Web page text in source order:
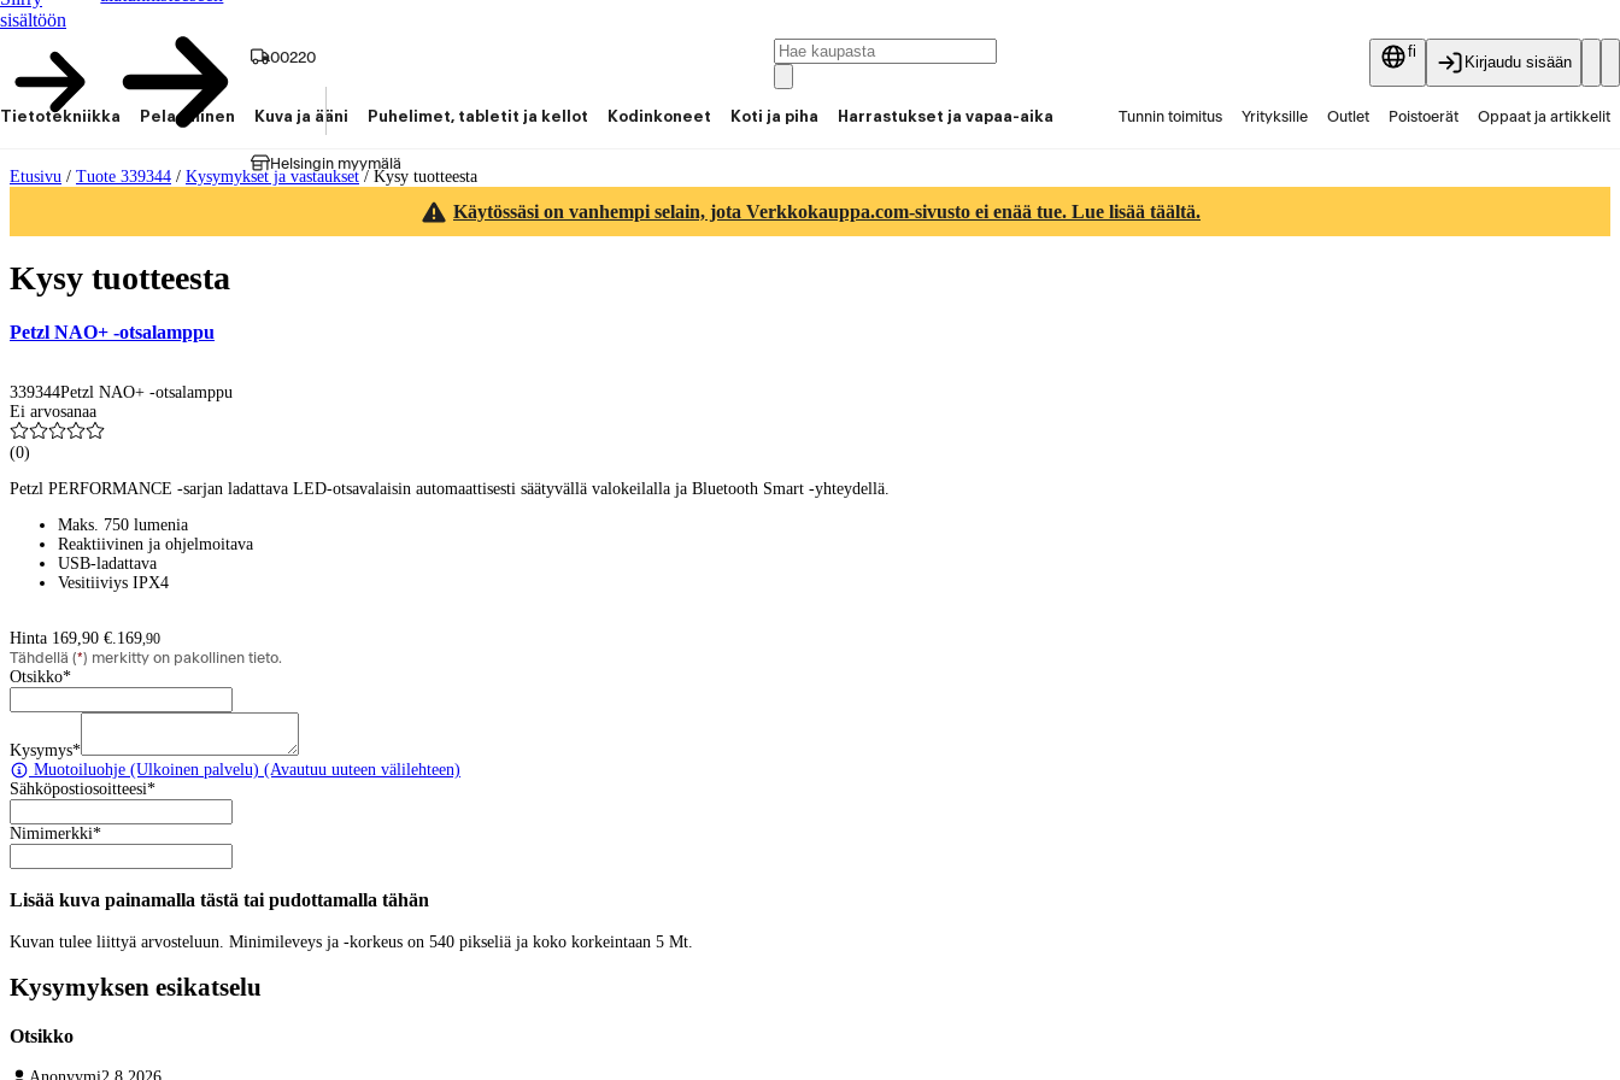
sisältöön
00220
Helsingin myymälä
fi
Kirjaudu sisään
Tietotekniikka Pelaaminen Kuva ja ääni Puhelimet, tabletit ja kellot Kodinkoneet Koti ja piha Harrastukset ja vapaa-aika Tunnin toimitus Yrityksille Outlet Poistoerät Oppaat ja artikkelit
Etusivu / Tuote 339344 / Kysymykset ja vastaukset/ Kysy tuotteesta
Käytössäsi on vanhempi selain, jota Verkkokauppa.com-sivusto ei enää tue. Lue lisää täältä.
Kysy tuotteesta
Petzl NAO+ -otsalamppu
339344Petzl NAO+ -otsalamppu
Ei arvosanaa
(0)
Petzl PERFORMANCE -sarjan ladattava LED-otsavalaisin automaattisesti säätyvällä valokeilalla ja Bluetooth Smart -yhteydellä.
Maks. 750 lumenia
Reaktiivinen ja ohjelmoitava
USB-ladattava
Vesitiiviys IPX4
Hinta 169,90 €.169,90
Tähdellä (*) merkitty on pakollinen tieto.
Otsikko*
Kysymys*
Muotoiluohje (Ulkoinen palvelu) (Avautuu uuteen välilehteen)
Sähköpostiosoitteesi*
Nimimerkki*
Lisää kuva painamalla tästä tai pudottamalla tähän
Kuvan tulee liittyä arvosteluun. Minimileveys ja -korkeus on 540 pikseliä ja koko korkeintaan 5 Mt.
Kysymyksen esikatselu
Otsikko